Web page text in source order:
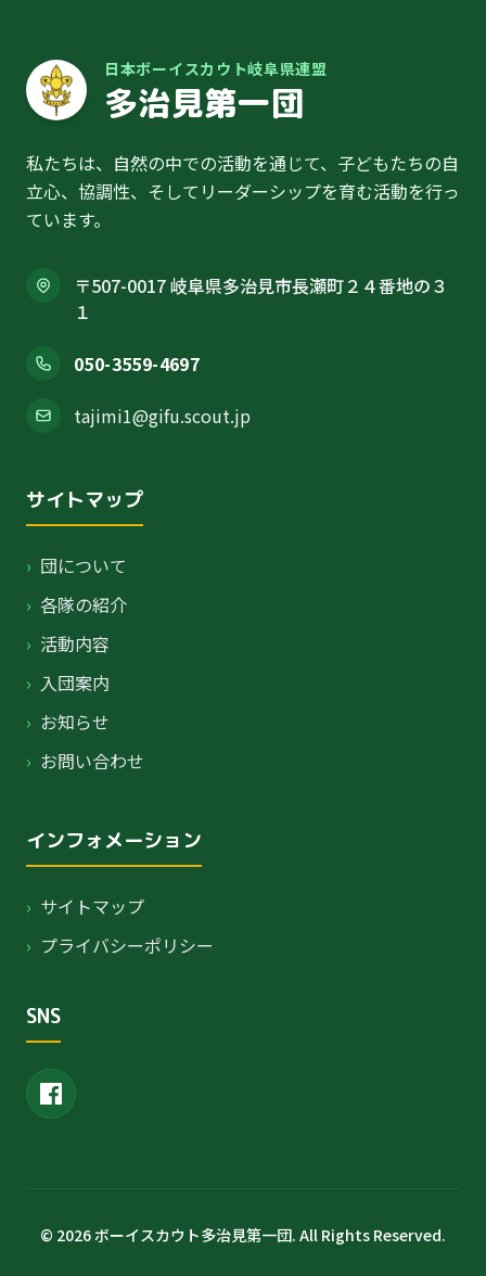
日本ボーイスカウト岐阜県連盟
多治見第一団
私たちは、自然の中での活動を通じて、子どもたちの自
立心、協調性、そしてリーダーシップを育む活動を行っ
ています。
〒507-0017 岐阜県多治見市長瀬町２４番地の３
１
050-3559-4697
tajimi1@gifu.scout.jp
サイトマップ
› 団について
› 各隊の紹介
› 活動内容
› 入団案内
› お知らせ
› お問い合わせ
インフォメーション
› サイトマップ
› プライバシーポリシー
SNS
© 2026 ボーイスカウト多治見第一団. All Rights Reserved.